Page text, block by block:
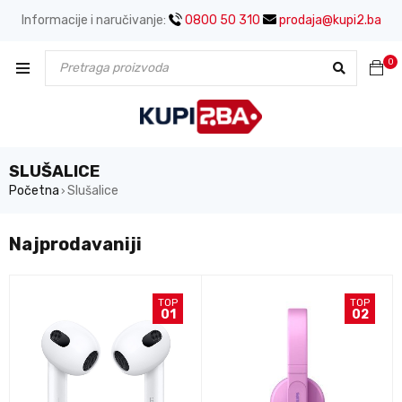
Informacije i naručivanje: 0800 50 310 prodaja@kupi2.ba
0
SLUŠALICE
Početna › Slušalice
Najprodavaniji
TOP
01
TOP
02